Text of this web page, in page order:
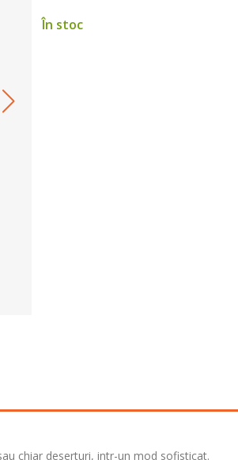
În stoc
chiar deserturi, intr-un mod sofisticat.